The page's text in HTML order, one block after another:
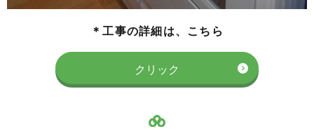
＊工事の詳細は、こちら
クリック